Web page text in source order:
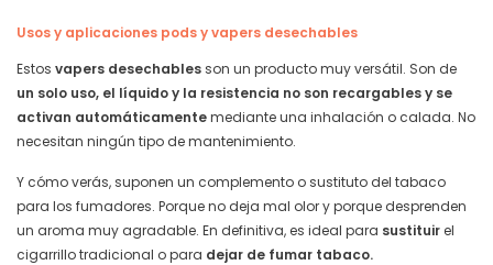
Usos y aplicaciones pods y vapers desechables
Estos vapers desechablesson un producto muy versátil. Son de
un solo uso, el líquido y la resistencia no son recargables y se
activan automáticamentemediante una inhalación o calada. No
necesitan ningún tipo de mantenimiento.
Y cómo verás, suponen un complemento o sustituto del tabaco
para los fumadores. Porque no deja mal olor y porque desprenden
un aroma muy agradable. En definitiva, es ideal para sustituir el
cigarrillo tradicional o para dejar de fumar tabaco.